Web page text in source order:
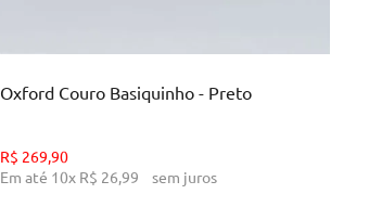
Oxford Couro Basiquinho - Preto
R$ 269,90
Em até 10x R$ 26,99 sem juros